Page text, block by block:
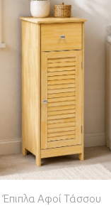
Έπιπλα Αφοί Τάσσου